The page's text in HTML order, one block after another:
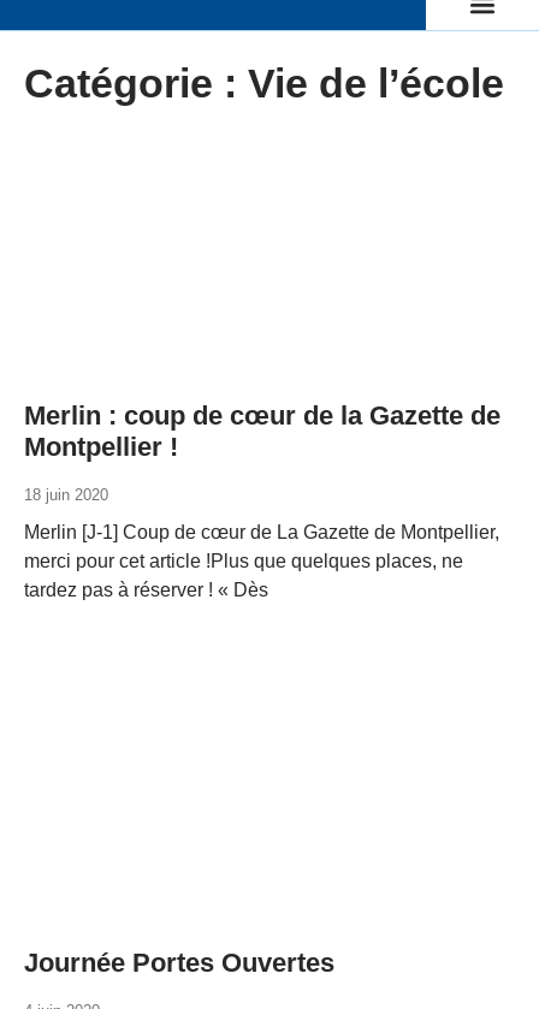
Catégorie : Vie de l’école
Merlin : coup de cœur de la Gazette de
Montpellier !
18 juin 2020
Merlin [J-1] Coup de cœur de La Gazette de Montpellier,
merci pour cet article !Plus que quelques places, ne
tardez pas à réserver ! « Dès
Journée Portes Ouvertes